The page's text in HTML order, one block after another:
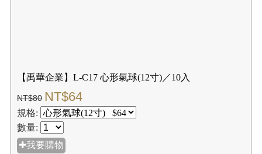
【禹華企業】L-C17 心形氣球(12寸)／10入
NT$80 NT$64
規格:
數量:
✚我要購物